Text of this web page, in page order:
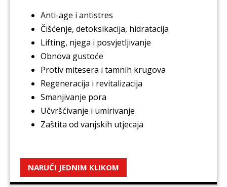
Anti-age i antistres
Čišćenje, detoksikacija, hidratacija
Lifting, njega i posvjetljivanje
Obnova gustoće
Protiv mitesera i tamnih krugova
Regeneracija i revitalizacija
Smanjivanje pora
Učvršćivanje i umirivanje
Zaštita od vanjskih utjecaja
NARUĆI JEDNIM KLIKOM